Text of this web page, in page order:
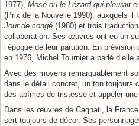
1977), Mosé ou le Lézard qui pleurait
(Prix de la Nouvelle 1990), auxquels il
Jour de congé (1980) et trois
collaboration. Ses œuvres ont eu un
l’époque de leur parution. En
en 1976, Michel Tournier a parlé d’elle
Avec des moyens remarquablement
dans le détail concret, un ton toujours
des abîmes de tristesse et appeler
Dans les œuvres de Cagnati, la France
sert toujours de décor. Ses